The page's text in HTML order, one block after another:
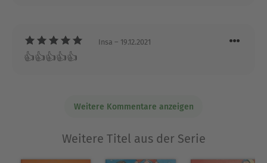
Insa – 19.12.2021
👍👍👍👍👍
Weitere Kommentare anzeigen
Weitere Titel aus der Serie